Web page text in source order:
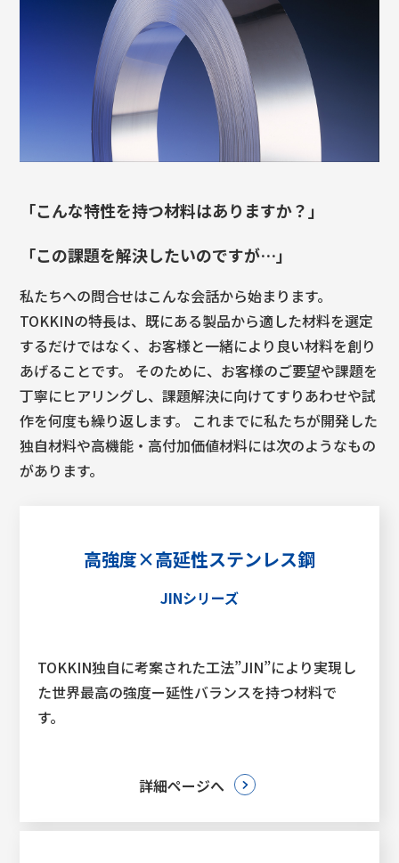
「こんな特性を持つ材料はありますか？」
「この課題を解決したいのですが…」
私たちへの問合せはこんな会話から始まります。
TOKKINの特長は、既にある製品から適した材料を選定
するだけではなく、お客様と一緒により良い材料を創り
あげることです。 そのために、お客様のご要望や課題を
丁寧にヒアリングし、課題解決に向けてすりあわせや試
作を何度も繰り返します。 これまでに私たちが開発した
独自材料や高機能・高付加価値材料には次のようなもの
があります。
高強度×高延性ステンレス鋼
JINシリーズ
TOKKIN独自に考案された工法”JIN”により実現し
た世界最高の強度ー延性バランスを持つ材料で
す。
詳細ページへ